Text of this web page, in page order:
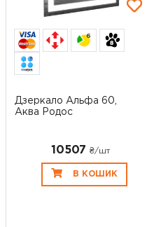
6
Дзеркало Альфа 60,
Аква Родос
10507 ₴/шт
В КОШИК